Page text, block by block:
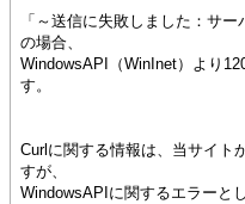
「～送信に失敗しました：サ
の場合、
WindowsAPI（WinInet）より
す。
Curlに関する情報は、当サイト
すが、
WindowsAPIに関するエラーと